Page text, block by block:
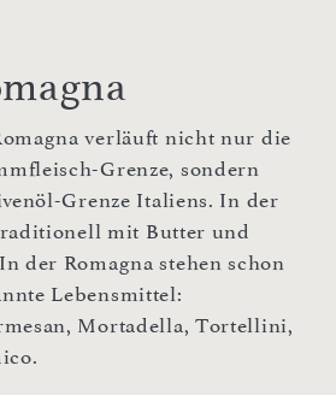
verläuft nicht nur die
Grenze, sondern
Grenze Italiens. In der
mit Butter und
der Romagna stehen schon
Lebensmittel:
Mortadella, Tortellini,